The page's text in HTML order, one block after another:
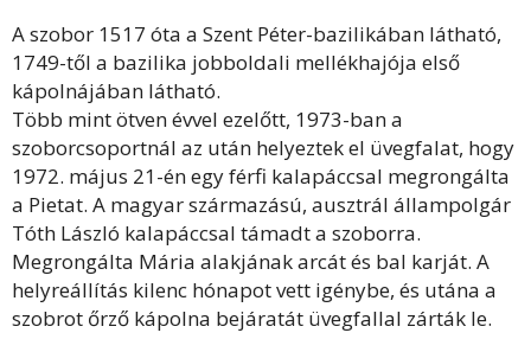
A szobor 1517 óta a Szent Péter-bazilikában látható,
1749-től a bazilika jobboldali mellékhajója első
kápolnájában látható.
Több mint ötven évvel ezelőtt, 1973-ban a
szoborcsoportnál az után helyeztek el üvegfalat, hogy
1972. május 21-én egy férfi kalapáccsal megrongálta
a Pietat. A magyar származású, ausztrál állampolgár
Tóth László kalapáccsal támadt a szoborra.
Megrongálta Mária alakjának arcát és bal karját. A
helyreállítás kilenc hónapot vett igénybe, és utána a
szobrot őrző kápolna bejáratát üvegfallal zárták le.